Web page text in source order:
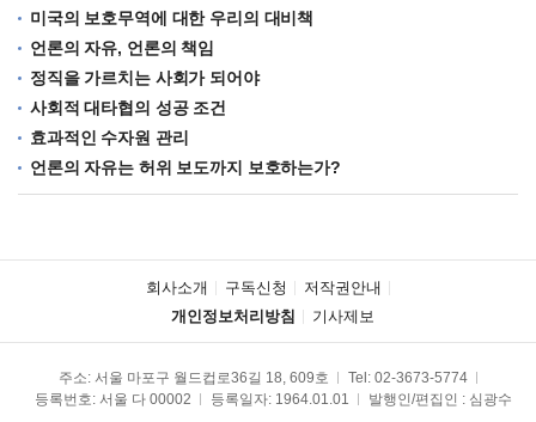
미국의 보호무역에 대한 우리의 대비책
언론의 자유, 언론의 책임
정직을 가르치는 사회가 되어야
사회적 대타협의 성공 조건
효과적인 수자원 관리
언론의 자유는 허위 보도까지 보호하는가?
회사소개 구독신청
저작권안내
개인정보처리방침
기사제보
주소: 서울 마포구 월드컵로36길 18, 609호 Tel: 02-3673-5774
등록번호: 서울 다 00002
등록일자: 1964.01.01
발행인/편집인 : 심광수